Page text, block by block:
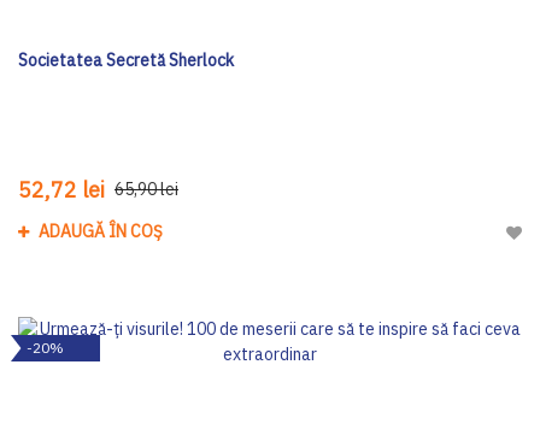
Societatea Secretă Sherlock
52,72 lei 65,90 lei
ADAUGĂ ÎN COȘ
-20%